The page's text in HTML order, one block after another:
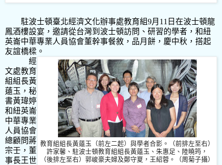
駐波士頓臺北經濟文化辦事處教育組9月 11 日在波士頓龍
鳳酒樓設宴，邀請從台灣到波士頓訪問、研習的學者，和紐
英崙中華專業人員協會董幹事餐敘，品月餅，慶中秋，搭起
友誼橋樑。
教育組組長黃薳玉（前左二起）與學者合影。
（前排左至右）
許家馨、駐波士頓教育組組長黃薳玉、朱惠足、陸曉筠，
（後排左至右）郭峻豪夫婦及鄭守夏，王紹蓉。（周菊子攝）
經
文處教育
組組長黃
薳玉，秘
書黃瑋婷
和紐英崙
中華專業
人員協會
總顧問蔣
宗壬，董
事長王世